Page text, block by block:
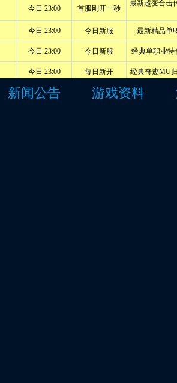
新闻公告 游戏资料